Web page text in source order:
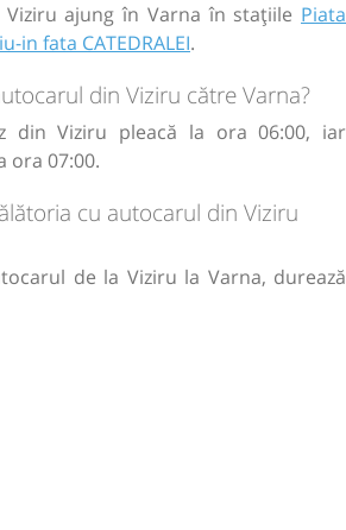
ajung în Varna în stațiile Piata
in fata CATEDRALEI.
din Viziru către Varna?
din Viziru pleacă la ora 06:00, iar
ora 07:00.
cu autocarul din Viziru
de la Viziru la Varna, durează